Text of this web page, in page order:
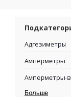
Адгезиметры
Амперметры
Амперметры-
Больше